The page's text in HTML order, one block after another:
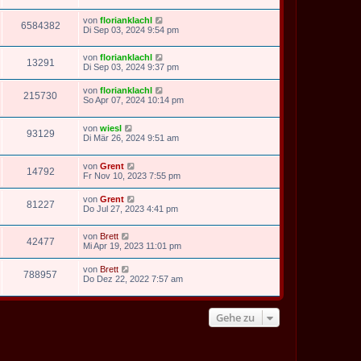
6584382 von florianklachl
Di Sep 03, 2024 9:54 pm
13291 von florianklachl
Di Sep 03, 2024 9:37 pm
215730 von florianklachl
So Apr 07, 2024 10:14 pm
93129 von wiesl
Di Mär 26, 2024 9:51 am
14792 von Grent
Fr Nov 10, 2023 7:55 pm
81227 von Grent
Do Jul 27, 2023 4:41 pm
42477 von Brett
Mi Apr 19, 2023 11:01 pm
788957 von Brett
Do Dez 22, 2022 7:57 am
Gehe zu